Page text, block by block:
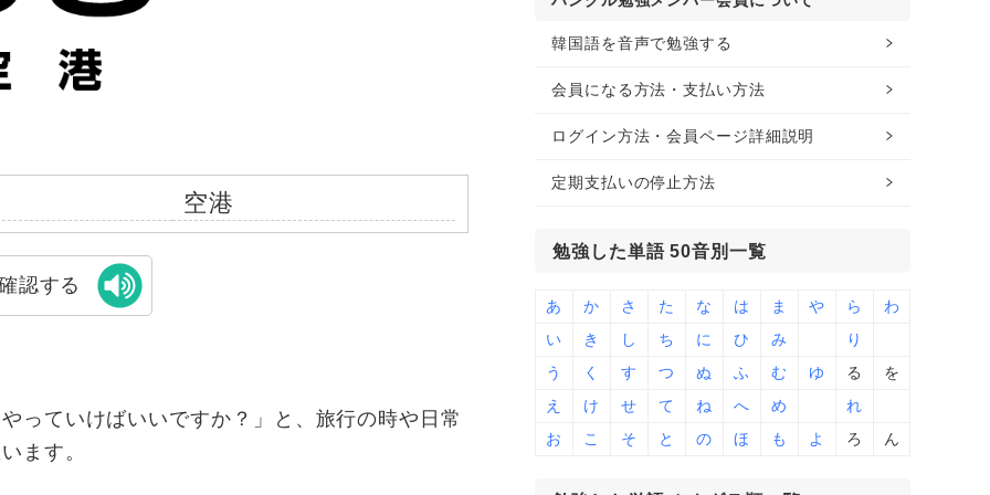
空港
認する
っていけばいいですか？」と、旅行の時や日常
ます。
韓国語を音声で勉強する
会員になる方法・支払い方法
ログイン方法・会員ページ詳細説明
定期支払いの停止方法
勉強した単語 50音別一覧
あ か さ た な は ま や ら
わ
い
き し ち に ひ み
り
う
く す つ ぬ ふ む ゆ る
を
え
け せ て ね へ め
れ
お
こ そ と の ほ も よ ろ ん